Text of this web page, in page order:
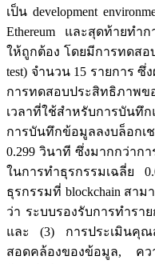
เป็น development
Ethereum และสุดท้ายทำ
ให้ถูกต้อง โดยมีการทดสอ
test) จำนวน 15 รายการ ซึ่
การทดสอบประสิทธิภาพ
เวลาที่ใช้สำหรับการบันทึ
การบันทึกข้อมูลลงบล็อกเ
0.299 วินาที ซึ่งมากกว่ากา
ในการทำธุรกรรมเฉลี่ย
ธุรกรรมที่ blockchain สา
ว่า ระบบรองรับการทำรา
และ (3) การประเมินคุณ
สอดคล้องของข้อมูล,